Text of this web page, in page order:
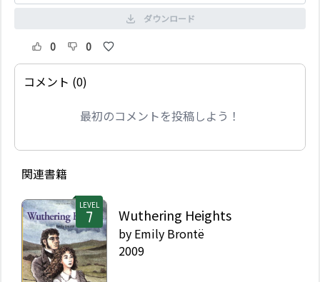
ダウンロード
0 0
コメント (0)
最初のコメントを投稿しよう！
関連書籍
LEVEL
Wuthering Heights
by Emily Brontë
2009